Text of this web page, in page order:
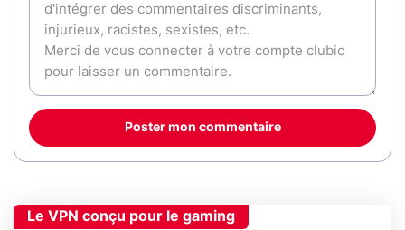
Poster mon commentaire
Le VPN conçu pour le gaming